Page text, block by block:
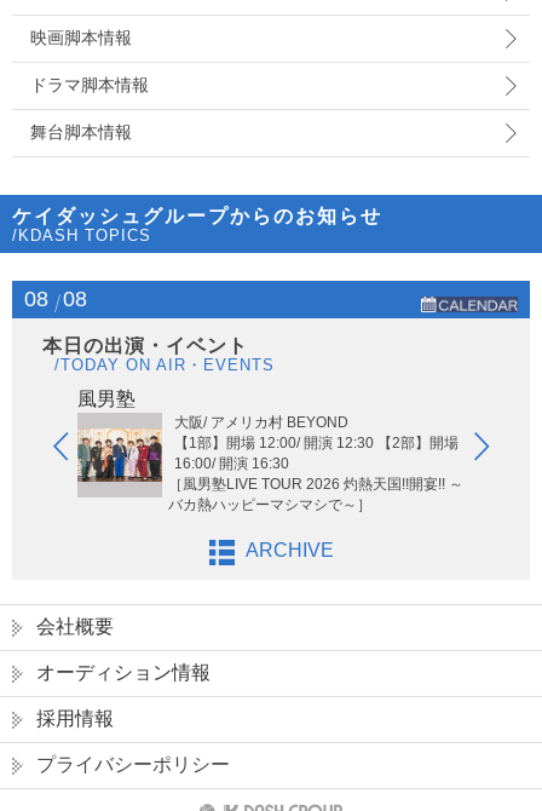
映画脚本情報
ドラマ脚本情報
舞台脚本情報
ケイダッシュグループからのお知らせ
/KDASH TOPICS
08 08
本日の出演・イベント
/TODAY ON AIR・EVENTS
風男塾
大阪/ アメリカ村 BEYOND
【1部】開場 12:00/ 開演 12:30 【2部】開場
16:00/ 開演 16:30
［風男塾LIVE TOUR 2026 灼熱天国!!開宴!! ～
バカ熱ハッピーマシマシで～］
ARCHIVE
会社概要
オーディション情報
採用情報
プライバシーポリシー